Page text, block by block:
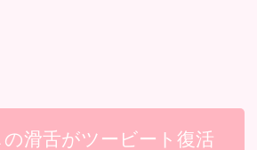
滑舌がツービート復活